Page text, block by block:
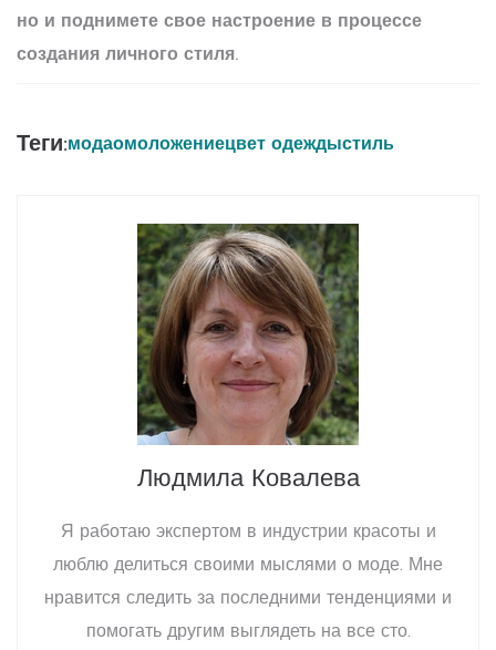
но и поднимете свое настроение в процессе
создания личного стиля.
Теги:модаомоложениецвет одеждыстиль
Людмила Ковалева
Я работаю экспертом в индустрии красоты и
люблю делиться своими мыслями о моде. Мне
нравится следить за последними тенденциями и
помогать другим выглядеть на все сто.